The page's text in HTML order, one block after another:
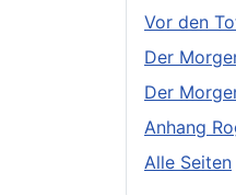
Vor den
Der
Der
Anhang
Alle Seiten